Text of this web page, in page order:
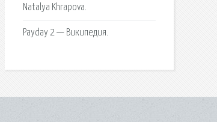
Natalya Khrapova.
Payday 2 — Википедия.